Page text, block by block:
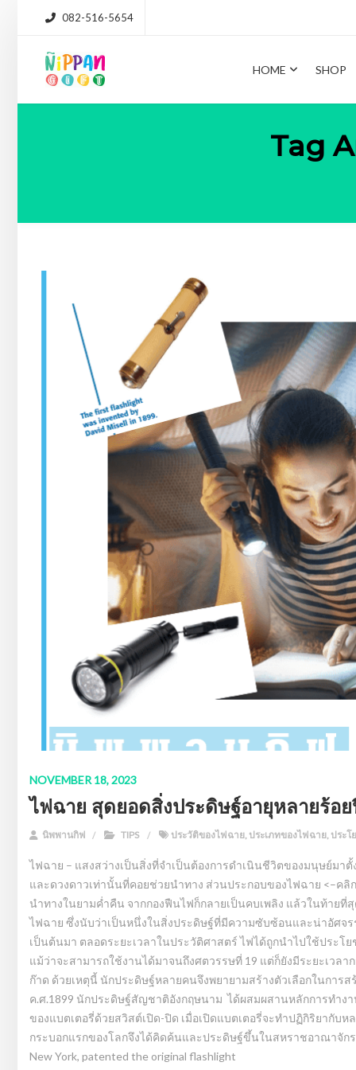
082-516-5654
HOME SHOP
Tag
NOVEMBER 18, 2023
ไฟฉาย สุดยอดสิ่งประดิษฐ์อายุหลายร้อย
นิพพานกิฟ TIPS ประวัติของไฟฉาย, ประเภทของไฟฉาย, ประโ
ไฟฉาย – แสงสว่างเป็นสิ่งที่จำเป็นต้องการดำเนินชีวิตของมนุษย์ม
และดวงดาวเท่านั้นที่คอยช่วยนำทาง ส่วนประกอบของไฟฉาย <–ค
นำทางในยามค่ำคืน จากกองฟืนไฟก็กลายเป็นคบเพลิง แล้วในท้ายที่
ไฟฉาย ซึ่งนับว่าเป็นหนึ่งในสิ่งประดิษฐ์ที่มีความซับซ้อนและน่าอัศ
เป็นต้นมา ตลอดระยะเวลาในประวัติศาสตร์ ไฟได้ถูกนำไปใช้ประโ
แม้ว่าจะสามารถใช้งานได้มาจนถึงศตวรรษที่ 19 แต่ก็ยังมีระยะเว
ก๊าด ด้วยเหตุนี้ นักประดิษฐ์หลายคนจึงพยายามสร้างตัวเลือกในการ
ค.ศ.1899 นักประดิษฐ์สัญชาติอังกฤษนาม ได้ผสมผสานหลักการทำง
ของแบตเตอรี่ด้วยสวิสต์เปิด-ปิด เมื่อเปิดแบตเตอรี่จะทำปฏิกิริยากับ
กระบอกแรกของโลกจึงได้คิดค้นและประดิษฐ์ขึ้นในสหราชอาณาจักร
New York, patented the original flashlight